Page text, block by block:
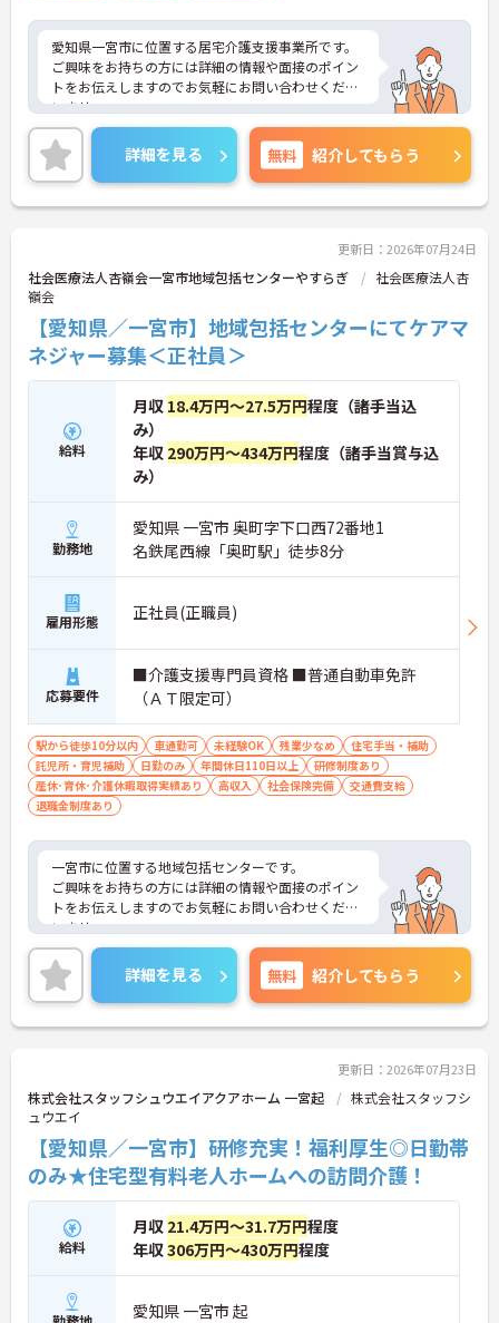
愛知県一宮市に位置する居宅介護支援事業所です。
ご興味をお持ちの方には詳細の情報や面接のポイン
トをお伝えしますのでお気軽にお問い合わせくださ
いませ。
詳細を見る 無料 紹介してもらう
更新日：2026年07月24日
社会医療法人杏嶺会一宮市地域包括センターやすらぎ
社会医療法人杏
嶺会
【愛知県／一宮市】地域包括センターにてケアマ
ネジャー募集＜正社員＞
給料
月収 18.4万円～27.5万円程度（諸手当込
み）
年収 290万円～434万円程度（諸手当賞与込
み）
勤務地
愛知県 一宮市 奥町字下口西72番地1
名鉄尾西線「奥町駅」徒歩8分
雇用形態 正社員(正職員)
応募要件
■介護支援専門員資格 ■普通自動車免許
（ＡＴ限定可）
駅から徒歩10分以内 車通勤可 未経験OK 残業少なめ
住宅手当・補助
託児所・育児補助
日勤のみ 年間休日110日以上
研修制度あり
産休･育休･介護休暇取得実績あり
高収入 社会保険完備
交通費支給
退職金制度あり
一宮市に位置する地域包括センターです。
ご興味をお持ちの方には詳細の情報や面接のポイン
トをお伝えしますのでお気軽にお問い合わせくださ
いませ。
詳細を見る 無料 紹介してもらう
更新日：2026年07月23日
株式会社スタッフシュウエイアクアホーム 一宮起
株式会社スタッフシ
ュウエイ
【愛知県／一宮市】研修充実！福利厚生◎日勤帯
のみ★住宅型有料老人ホームへの訪問介護！
給料
月収 21.4万円～31.7万円程度
年収306万円～430万円程度
愛知県 一宮市 起